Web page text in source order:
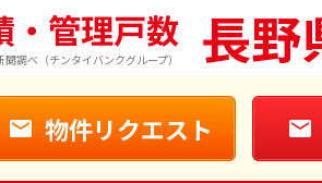
・管理戸数
べ（チンタイバンクグループ） 長野
物件リクエスト